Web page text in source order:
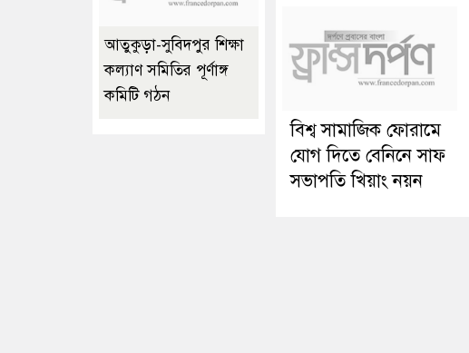
বিশ্ব সামাজিক ফোরামে
যোগ দিতে বেনিনে সাফ
সভাপতি খিয়াং নয়ন
আতুকুড়া-সুবিদপুর শিক্ষা
কল্যাণ সমিতির পূর্ণাঙ্গ
কমিটি গঠন